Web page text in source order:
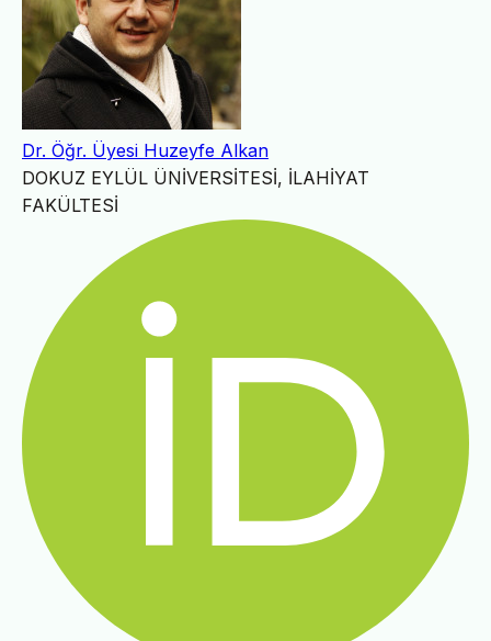
Dr. Öğr. Üyesi Huzeyfe Alkan
DOKUZ EYLÜL ÜNİVERSİTESİ, İLAHİYAT
FAKÜLTESİ